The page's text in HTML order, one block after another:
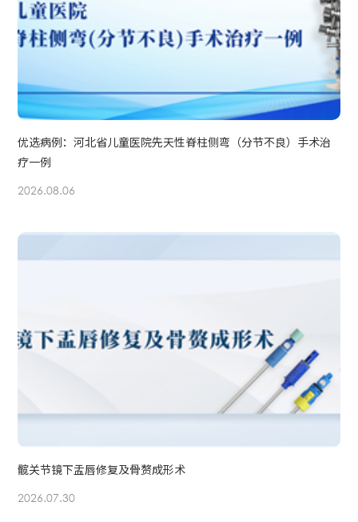
优选病例：河北省儿童医院先天性脊柱侧弯（分节不良）手术治
疗一例
2026.08.06
髋关节镜下盂唇修复及骨赘成形术
2026.07.30